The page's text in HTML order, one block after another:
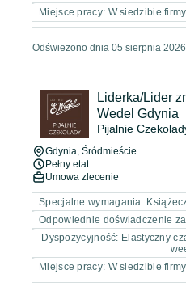
Miejsce pracy: W siedzibie firmy
Odświeżono dnia 05 sierpnia 2026
Liderka/Lider
Wedel Gdynia
Pijalnie
Gdynia, Śródmieście
Pełny etat
Umowa zlecenie
Specjalne wymagania:
Odpowiednie doświadczenie
Dyspozycyjność: Elastyczny
Miejsce pracy: W siedzibie firmy